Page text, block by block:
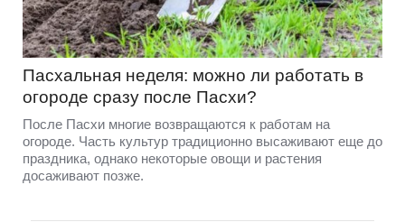
Пасхальная неделя: можно ли работать в
огороде сразу после Пасхи?
После Пасхи многие возвращаются к работам на
огороде. Часть культур традиционно высаживают еще до
праздника, однако некоторые овощи и растения
досаживают позже.